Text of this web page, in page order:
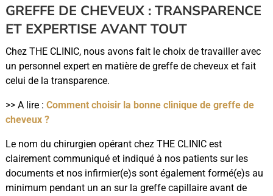
GREFFE DE CHEVEUX : TRANSPARENCE
ET EXPERTISE AVANT TOUT
Chez THE CLINIC, nous avons fait le choix de travailler avec
un personnel expert en matière de greffe de cheveux et fait
celui de la transparence.
>> A lire : Comment choisir la bonne clinique de greffe de
cheveux ?
Le nom du chirurgien opérant chez THE CLINIC est
clairement communiqué et indiqué à nos patients sur les
documents et nos infirmier(e)s sont également formé(e)s au
minimum pendant un an sur la greffe capillaire avant de